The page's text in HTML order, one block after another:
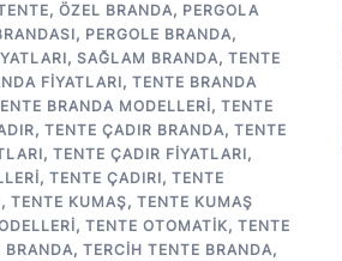
, ÖZEL BRANDA, PERGOLA
, PERGOLE BRANDA,
, SAĞLAM BRANDA, TENTE
FIYATLARI, TENTE BRANDA
BRANDA MODELLERI, TENTE
, TENTE ÇADIR BRANDA, TENTE
, TENTE ÇADIR FIYATLARI,
, TENTE ÇADIRI, TENTE
, TENTE KUMAŞ, TENTE KUMAŞ
, TENTE OTOMATIK, TENTE
BRANDA, TERCIH TENTE BRANDA,